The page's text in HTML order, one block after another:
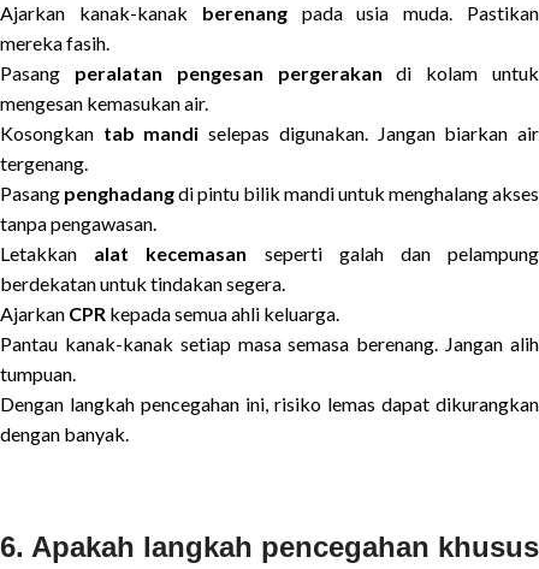
Ajarkan kanak-kanak berenangpada usia muda. Pastikan
mereka fasih.
Pasang peralatan pengesan pergerakan di kolam untuk
mengesan kemasukan air.
Kosongkan tab mandi selepas digunakan. Jangan biarkan air
tergenang.
Pasang penghadangdi pintu bilik mandi untuk menghalang akses
tanpa pengawasan.
Letakkan alat kecemasan seperti galah dan pelampung
berdekatan untuk tindakan segera.
Ajarkan CPR kepada semua ahli keluarga.
Pantau kanak-kanak setiap masa semasa berenang. Jangan alih
tumpuan.
Dengan langkah pencegahan ini, risiko lemas dapat dikurangkan
dengan banyak.
6. Apakah langkah pencegahan khusus